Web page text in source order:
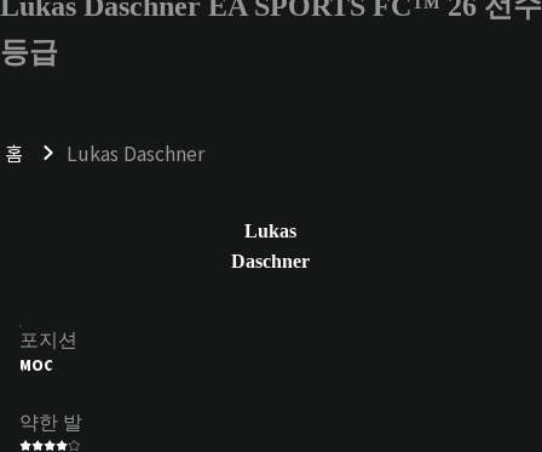
최소 3자 이상의 문자 또는 숫자를 입력하세요
등급
홈 Lukas Daschner
Lukas
Daschner
포지션
MOC
약한 발